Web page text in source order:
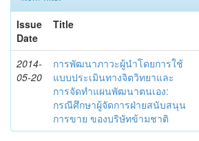
Issue
Date
Title
2014-
05-20
การพัฒนาภาวะผู้นำโดยการใช้
แบบประเมินทางจิตวิทยาและ
การจัดทำแผนพัฒนาตนเอง:
กรณีศึกษาผู้จัดการฝ่ายสนับสนุน
การขาย ของบริษัทข้ามชาติ